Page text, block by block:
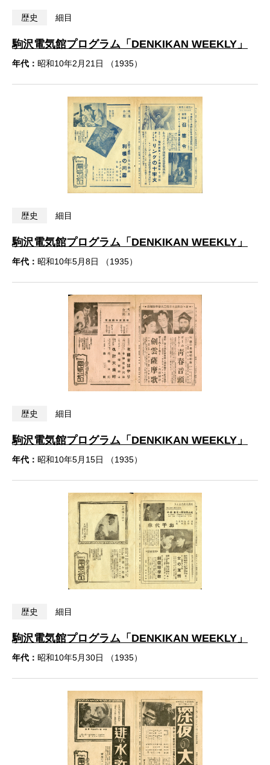
歴史 細目
駒沢電気館プログラム「DENKIKAN WEEKLY」
年代： 昭和10年2月21日 （1935）
歴史 細目
駒沢電気館プログラム「DENKIKAN WEEKLY」
年代： 昭和10年5月8日 （1935）
歴史 細目
駒沢電気館プログラム「DENKIKAN WEEKLY」
年代： 昭和10年5月15日 （1935）
歴史 細目
駒沢電気館プログラム「DENKIKAN WEEKLY」
年代： 昭和10年5月30日 （1935）